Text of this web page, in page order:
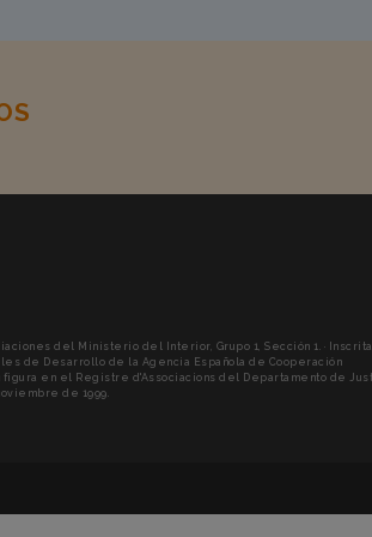
del Ministerio del Interior, Grupo 1, Sección 1. · Inscrita
de Desarrollo de la Agencia Española de Cooperación
figura en el Registre d'Associacions del Departamento de
de 1999.